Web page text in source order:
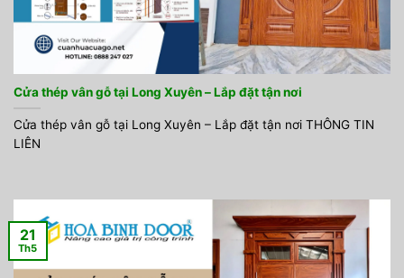
Cửa thép vân gỗ tại Long Xuyên – Lắp đặt tận nơi
Cửa thép vân gỗ tại Long Xuyên – Lắp đặt tận nơi THÔNG TIN
LIÊN
21
Th5